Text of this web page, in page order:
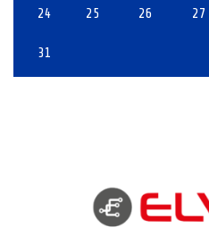
24 25 26 27
31